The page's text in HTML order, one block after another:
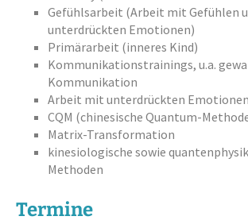
Gefühlsarbeit (Arbeit mit Gefühlen
unterdrückten Emotionen)
Primärarbeit (inneres Kind)
Kommunikationstrainings, u.a.
Kommunikation
Arbeit mit unterdrückten
CQM (chinesische Quantum-
Matrix-Transformation
kinesiologische sowie
Methoden
Termine